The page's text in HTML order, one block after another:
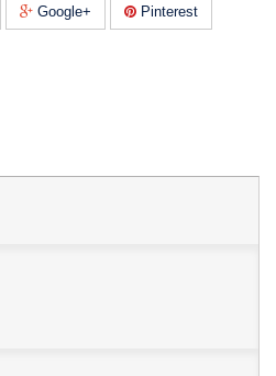
Google+ Pinterest